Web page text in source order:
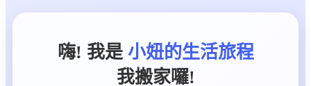
嗨! 我是 小妞的生活旅程
我搬家囉!